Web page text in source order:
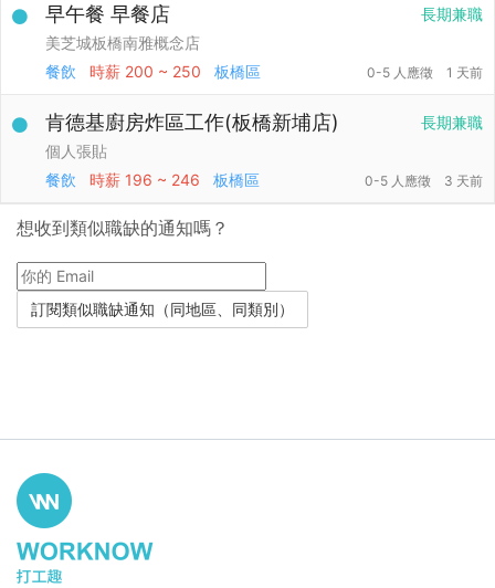
長期兼職
早午餐 早餐店
美芝城板橋南雅概念店
餐飲
時薪 200 ~ 250 板橋區 0-5 人應徵 1 天前
長期兼職
肯德基廚房炸區工作(板橋新埔店)
個人張貼
餐飲
時薪 196 ~ 246 板橋區 0-5 人應徵 3 天前
想收到類似職缺的通知嗎？